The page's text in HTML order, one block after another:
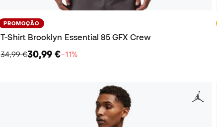
PROMOÇÃO
T-Shirt Brooklyn Essential 85 GFX Crew
34,99 €30,99 €−11%